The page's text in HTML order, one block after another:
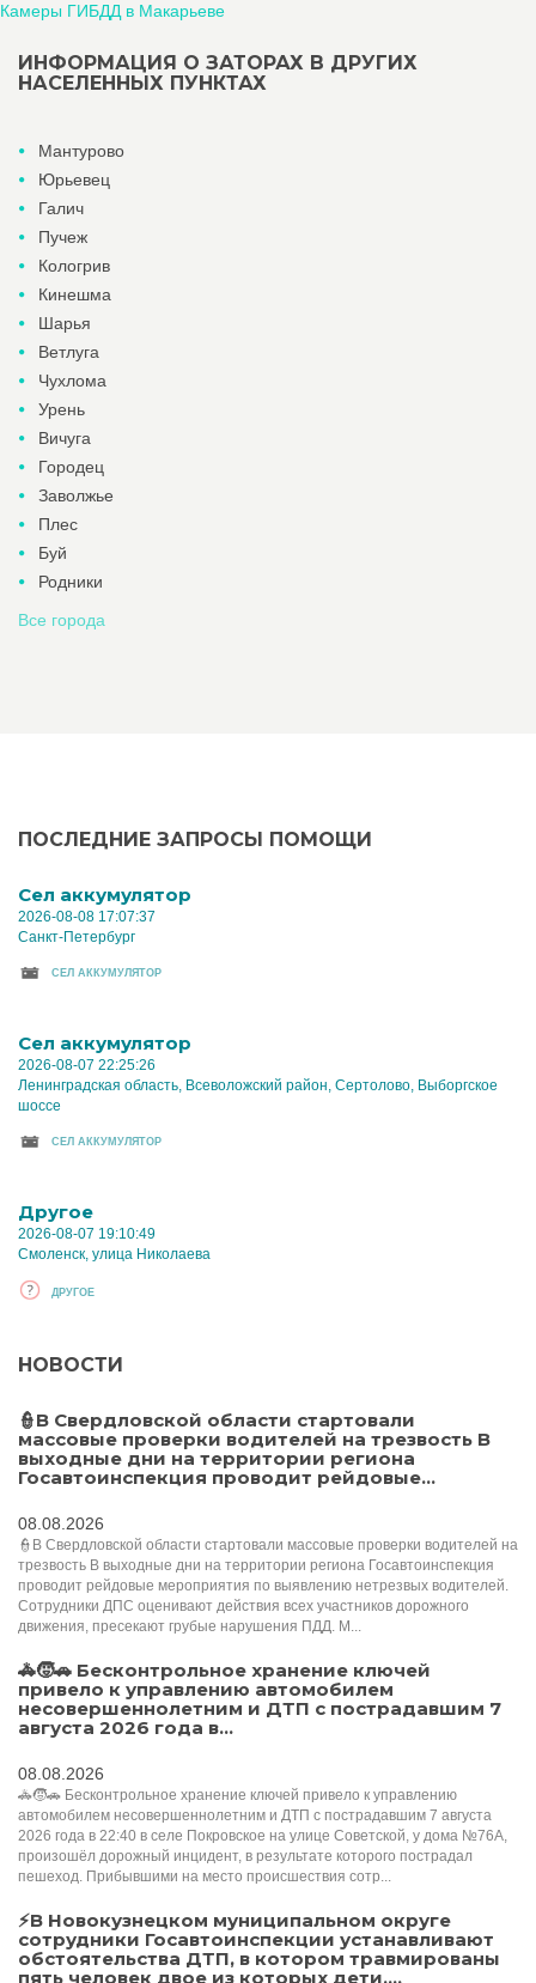
Камеры ГИБДД в Макарьеве
ИНФОРМАЦИЯ О ЗАТОРАХ В ДРУГИХ
НАСЕЛЕННЫХ ПУНКТАХ
Мантурово
Юрьевец
Галич
Пучеж
Кологрив
Кинешма
Шарья
Ветлуга
Чухлома
Урень
Вичуга
Городец
Заволжье
Плес
Буй
Родники
Все города
ПОСЛЕДНИЕ ЗАПРОСЫ ПОМОЩИ
Cел аккумулятор
2026-08-08 17:07:37
Санкт-Петербург
CЕЛ АККУМУЛЯТОР
Cел аккумулятор
2026-08-07 22:25:26
Ленинградская область, Всеволожский район, Сертолово, Выборгское
шоссе
CЕЛ АККУМУЛЯТОР
Другое
2026-08-07 19:10:49
Смоленск, улица Николаева
ДРУГОЕ
НОВОСТИ
👮В Свердловской области стартовали
массовые проверки водителей на трезвость В
выходные дни на территории региона
Госавтоинспекция проводит рейдовые...
08.08.2026
👮В Свердловской области стартовали массовые проверки водителей на
трезвость В выходные дни на территории региона Госавтоинспекция
проводит рейдовые мероприятия по выявлению нетрезвых водителей.
Сотрудники ДПС оценивают действия всех участников дорожного
движения, пресекают грубые нарушения ПДД. М...
🚓🧒🚗 Бесконтрольное хранение ключей
привело к управлению автомобилем
несовершеннолетним и ДТП с пострадавшим 7
августа 2026 года в...
08.08.2026
🚓🧒🚗 Бесконтрольное хранение ключей привело к управлению
автомобилем несовершеннолетним и ДТП с пострадавшим 7 августа
2026 года в 22:40 в селе Покровское на улице Советской, у дома №76А,
произошёл дорожный инцидент, в результате которого пострадал
пешеход. Прибывшими на место происшествия сотр...
⚡️В Новокузнецком муниципальном округе
сотрудники Госавтоинспекции устанавливают
обстоятельства ДТП, в котором травмированы
пять человек двое из которых дети....